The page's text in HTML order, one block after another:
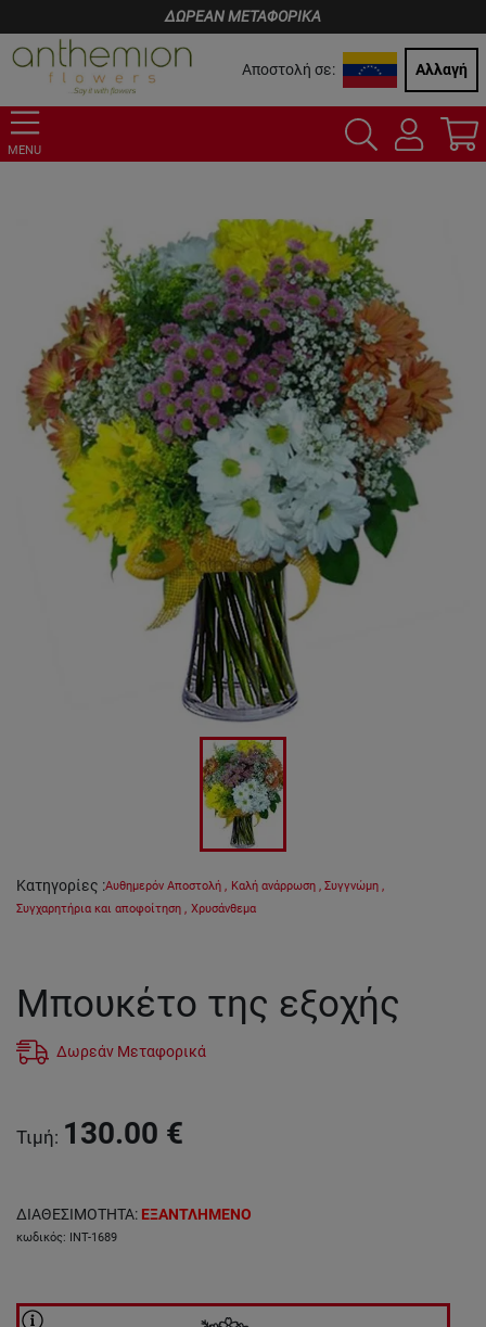
ΔΩΡΕΑΝ ΜΕΤΑΦΟΡΙΚΑ
Αποστολή σε: Αλλαγή
MENU
Κατηγορίες :Αυθημερόν Αποστολή , Καλή ανάρρωση , Συγγνώμη ,
Συγχαρητήρια και αποφοίτηση , Χρυσάνθεμα
Μπουκέτο της εξοχής
Δωρεάν Μεταφορικά
Τιμή: 130.00 €
ΔΙΑΘΕΣΙΜΟΤΗΤΑ: ΕΞΑΝΤΛΗΜΕΝΟ
κωδικός: INT-1689